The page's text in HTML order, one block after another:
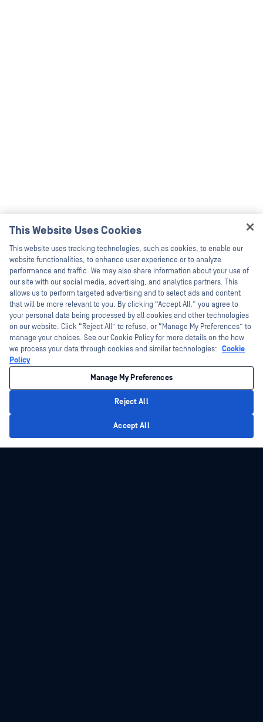
This Website Uses Cookies
This website uses tracking technologies, such as cookies, to enable our
website functionalities, to enhance user experience or to analyze
performance and traffic. We may also share information about your use of
our site with our social media, advertising, and analytics partners. This
allows us to perform targeted advertising and to select ads and content
that will be more relevant to you. By clicking “Accept All,” you agree to
your personal data being processed by all cookies and other technologies
on our website. Click “Reject All” to refuse, or “Manage My Preferences” to
manage your choices. See our Cookie Policy for more details on the how
we process your data through cookies and similar technologies: Cookie
Policy
Manage My Preferences
Reject All
Accept All
Hey there!
I'm Ozzy, your OPSWAT virtual assistant.
How can I help you secure what's critical
today?